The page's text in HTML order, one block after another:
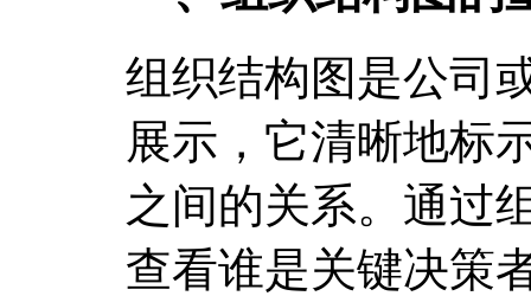
组织结构图是公司
展示，它清晰地标
之间的关系。通过
查看谁是关键决策